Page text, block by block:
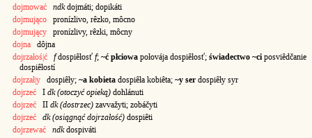
dojmować
ndkdojmáti; dopikáti
dojmująco pronízlivo, rêzko, môcno
dojmujący pronízlivy, rêzki, môcny
dojna dôjna
dojrzałoś|ć
fdospiêłosť f; ~ć płciowa połovája dospiêłosť; świadectwo ~ci posviêdčanie
dospiêłostí
dojrzał|y dospiêły; ~a kobieta dospiêła kobiêta; ~y ser dospiêły syr
dojrzeć I dk (otoczyć opieką) dohlánuti
dojrzeć II dk (dostrzec) zavvažyti; zobáčyti
dojrzeć
dk (osiągnąć dojrzałość) dospiêti
dojrzewać
ndkdospiváti